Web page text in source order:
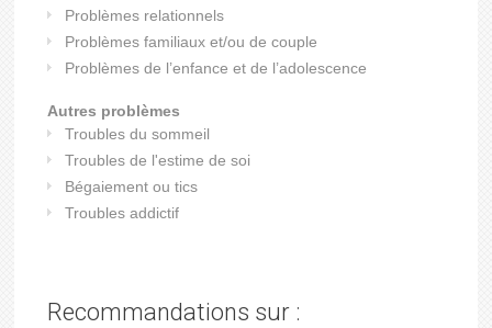
Problèmes relationnels
Problèmes familiaux et/ou de couple
Problèmes de l’enfance et de l’adolescence
Autres problèmes
Troubles du sommeil
Troubles de l'estime de soi
Bégaiement ou tics
Troubles addictif
Recommandations sur :